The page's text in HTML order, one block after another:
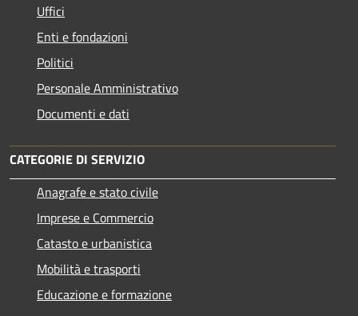
Uffici
Enti e fondazioni
Politici
Personale Amministrativo
Documenti e dati
CATEGORIE DI SERVIZIO
Anagrafe e stato civile
Imprese e Commercio
Catasto e urbanistica
Mobilità e trasporti
Educazione e formazione